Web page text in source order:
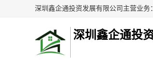
深圳鑫企通投